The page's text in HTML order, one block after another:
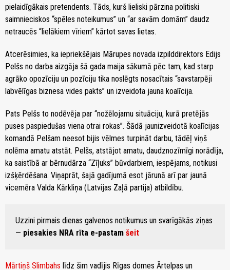
pielaidīgākais pretendents. Tāds, kurš lieliski pārzina politiski
saimnieciskos “spēles noteikumus” un “ar savām domām” daudz
netraucēs “lielākiem vīriem” kārtot savas lietas.
Atcerēsimies, ka iepriekšējais Mārupes novada izpilddirektors Edijs
Pelšs no darba aizgāja šā gada maija sākumā pēc tam, kad starp
agrāko opozīciju un pozīciju tika noslēgts nosacītais “savstarpēji
labvēlīgas biznesa vides pakts” un izveidota jauna koalīcija.
Pats Pelšs to nodēvēja par “nožēlojamu situāciju, kurā pretējās
puses paspiedušas viena otrai rokas”. Šādā jaunizveidotā koalīcijas
komandā Pelšam neesot bijis vēlmes turpināt darbu, tādēļ viņš
nolēma amatu atstāt. Pelšs, atstājot amatu, daudznozīmīgi norādīja,
ka saistībā ar bērnudārza “Zīļuks” būvdarbiem, iespējams, notikusi
izšķērdēšana. Viņaprāt, šajā gadījumā esot jārunā arī par jaunā
vicemēra Valda Kārkliņa (Latvijas Zaļā partija) atbildību.
Uzzini pirmais dienas galvenos notikumus un svarīgākās ziņas
— piesakies NRA rīta e-pastam šeit
Mārtiņš Slimbahs līdz šim vadījis Rīgas domes Ārtelpas un